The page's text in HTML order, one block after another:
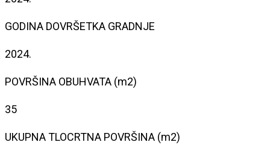
GODINA DOVRŠETKA GRADNJE
2024.
POVRŠINA OBUHVATA (m2)
35
UKUPNA TLOCRTNA POVRŠINA (m2)